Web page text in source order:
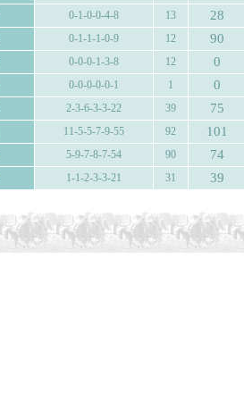
0-1-0-0-4-8 13 28
0-1-1-1-0-9 12 90
0-0-0-1-3-8 12 0
0-0-0-0-0-1 1 0
2-3-6-3-3-22 39 75
11-5-5-7-9-55 92 101
5-9-7-8-7-54 90 74
1-1-2-3-3-21 31 39